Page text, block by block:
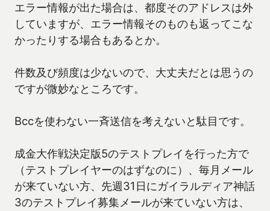
エラー情報が出た場合は、都度そのアドレスは外
していますが、エラー情報そのものも返ってこな
かったりする場合もあるとか。
件数及び頻度は少ないので、大丈夫だとは思うの
ですが微妙なところです。
Bccを使わない一斉送信を考えないと駄目です。
成金大作戦決定版5のテストプレイを行った方で
（テストプレイヤーのはずなのに）、毎月メール
が来ていない方、先週31日にガイラルディア神話
3のテストプレイ募集メールが来ていない方は、